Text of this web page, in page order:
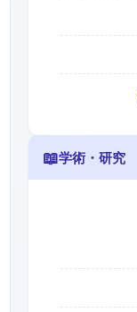
📖学術・研究